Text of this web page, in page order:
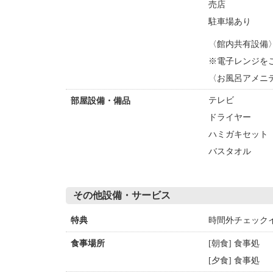
売店
駐車場あり
〈館内共有設
※電子レンジを
〈お風呂アメ
部屋設備・備品
テレビ
ドライヤー
ハミガキセット
バスタオル
その他設備・サービス
特典 時間外チェック
食事場所
[朝食] 食事処
[夕食] 食事処